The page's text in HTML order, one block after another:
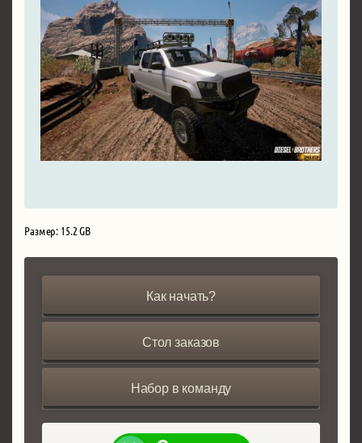
Размер: 15.2 GB
Как начать?
Стол заказов
Набор в команду